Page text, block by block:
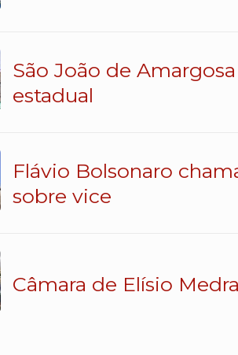
São João de
estadual
Flávio Bolsonaro
sobre vice
Câmara de Elísio